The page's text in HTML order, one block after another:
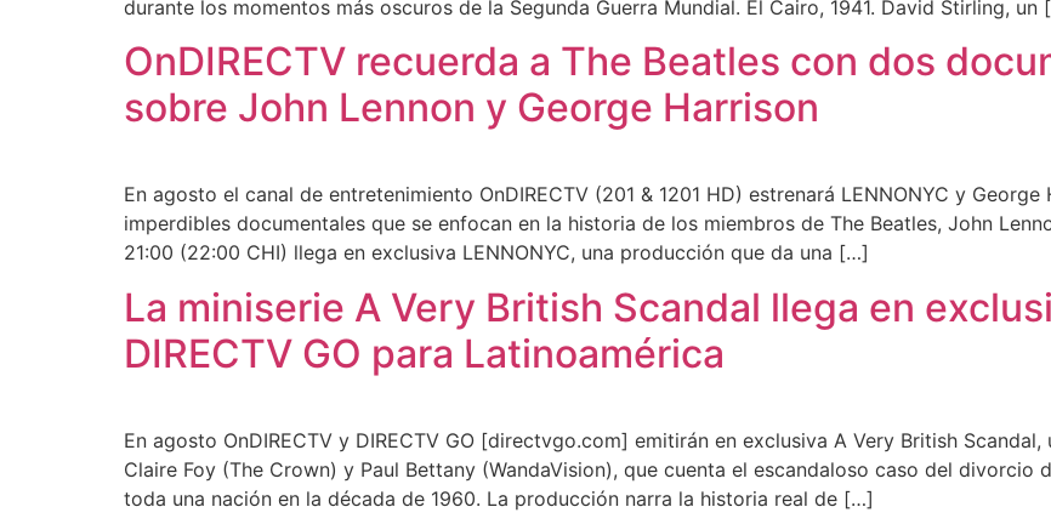
durante los momentos más oscuros de la Segunda Guerra Mundial. El Cairo, 1941. David Stirling, un
OnDIRECTV recuerda a The Beatles con dos
sobre John Lennon y George Harrison
En agosto el canal de entretenimiento OnDIRECTV (201 & 1201 HD) estrenará LENNONYC y
imperdibles documentales que se enfocan en la historia de los miembros de The Beatles, John
21:00 (22:00 CHI) llega en exclusiva LENNONYC, una producción que da una […]
La miniserie A Very British Scandal llega en
DIRECTV GO para Latinoamérica
En agosto OnDIRECTV y DIRECTV GO [directvgo.com] emitirán en exclusiva A Very British
Claire Foy (The Crown) y Paul Bettany (WandaVision), que cuenta el escandaloso caso del
toda una nación en la década de 1960. La producción narra la historia real de […]